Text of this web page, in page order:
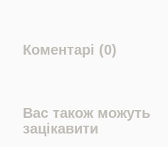
Коментарі (0)
Вас також можуть
зацікавити